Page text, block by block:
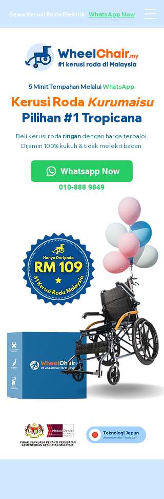
Sewa Kerusi Roda Elektrik · WhatsApp Now
5 Minit Tempahan MelaluiWhatsApp.
Kerusi Roda Kurumaisu
Pilihan #1 Tropicana
Beli kerusi roda ringan dengan harga terbaloi.
Dijamin 100% kukuh & tidak melekit badan.
Whatsapp Now
010-888 9849